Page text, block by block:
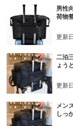
男性
荷物
更新
二泊
ょう
更新
メン
しっ